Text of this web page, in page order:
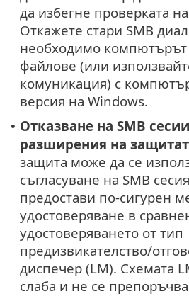
да избегне проверката
Откажете стари SMB
необходимо компютърът
файлове (или
комуникация) с
версия на Windows.
• Отказване на SMB
разширения на
защита може да се
съгласуване на SMB
предостави по-сигурен
удостоверяване в
удостоверяването от тип
предизвикателство/
диспечер (LM). Схемата
слаба и не се